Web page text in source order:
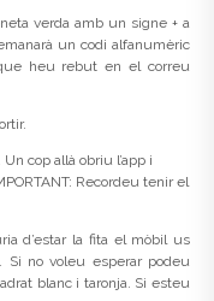
verda amb un signe + a
un codi alfanumèric
heu rebut en el correu
cop allà obriu l’app i
Recordeu tenir el
d’estar la fita el mòbil us
Si no voleu esperar podeu
blanc i taronja. Si esteu